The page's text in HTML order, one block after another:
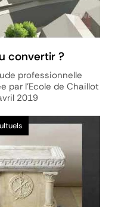
convertir ?
professionnelle
par l'Ecole de Chaillot
2019